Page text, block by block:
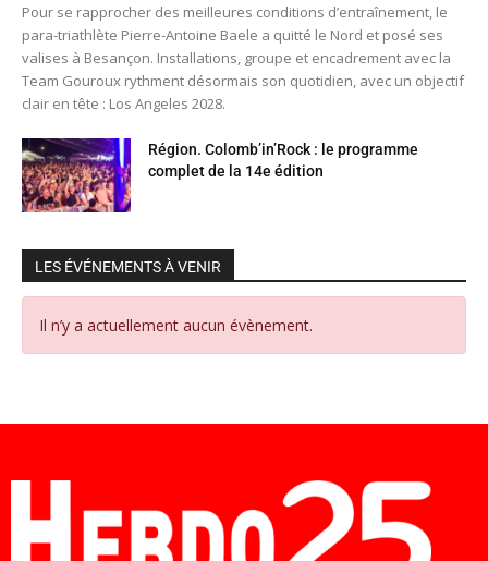
Pour se rapprocher des meilleures conditions d’entraînement, le
para-triathlète Pierre-Antoine Baele a quitté le Nord et posé ses
valises à Besançon. Installations, groupe et encadrement avec la
Team Gouroux rythment désormais son quotidien, avec un objectif
clair en tête : Los Angeles 2028.
Région. Colomb’in’Rock : le programme
complet de la 14e édition
LES ÉVÉNEMENTS À VENIR
Il n’y a actuellement aucun évènement.